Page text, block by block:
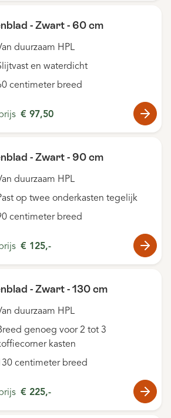
- Zwart - 60 cm
duurzaam HPL
en waterdicht
centimeter breed
€ 97,50
- Zwart - 90 cm
duurzaam HPL
op twee onderkasten tegelijk
centimeter breed
€ 125,-
- Zwart - 130 cm
duurzaam HPL
genoeg voor 2 tot 3
kasten
centimeter breed
€ 225,-